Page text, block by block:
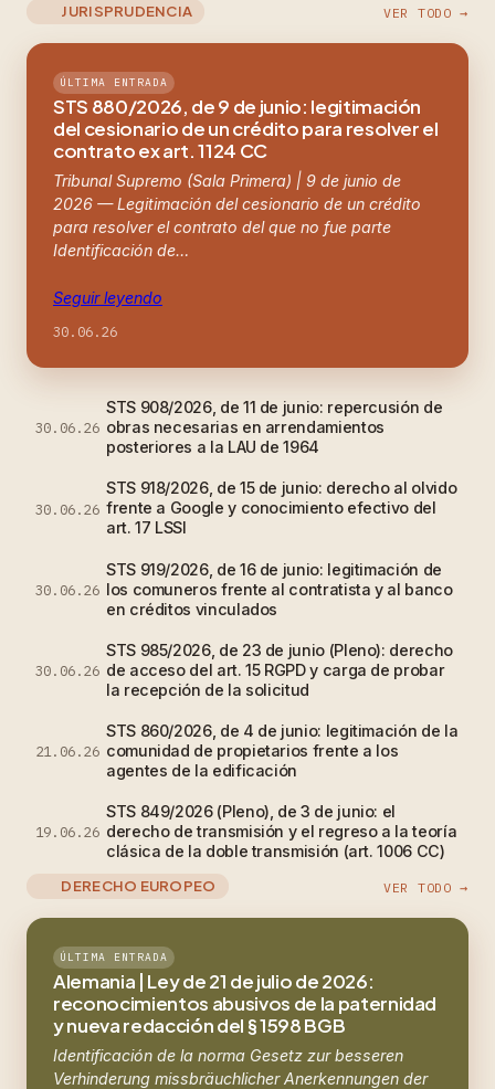
JURISPRUDENCIA VER TODO →
ÚLTIMA ENTRADA
STS 880/2026, de 9 de junio: legitimación
del cesionario de un crédito para resolver el
contrato ex art. 1124 CC
Tribunal Supremo (Sala Primera) | 9 de junio de
2026 — Legitimación del cesionario de un crédito
para resolver el contrato del que no fue parte
Identificación de…
Seguir leyendo
30.06.26
30.06.26
STS 908/2026, de 11 de junio: repercusión de
obras necesarias en arrendamientos
posteriores a la LAU de 1964
30.06.26
STS 918/2026, de 15 de junio: derecho al olvido
frente a Google y conocimiento efectivo del
art. 17 LSSI
30.06.26
STS 919/2026, de 16 de junio: legitimación de
los comuneros frente al contratista y al banco
en créditos vinculados
30.06.26
STS 985/2026, de 23 de junio (Pleno): derecho
de acceso del art. 15 RGPD y carga de probar
la recepción de la solicitud
21.06.26
STS 860/2026, de 4 de junio: legitimación de la
comunidad de propietarios frente a los
agentes de la edificación
19.06.26
STS 849/2026 (Pleno), de 3 de junio: el
derecho de transmisión y el regreso a la teoría
clásica de la doble transmisión (art. 1006 CC)
DERECHO EUROPEO
VER TODO →
ÚLTIMA ENTRADA
Alemania | Ley de 21 de julio de 2026:
reconocimientos abusivos de la paternidad
y nueva redacción del § 1598 BGB
Identificación de la norma Gesetz zur besseren
Verhinderung missbräuchlicher Anerkennungen der